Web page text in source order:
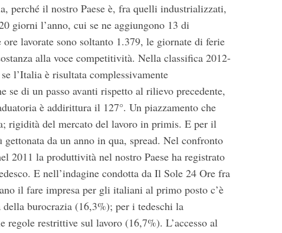
perché il nostro Paese è, fra quelli industrializzati,
giorni l’anno, cui se ne aggiungono 13 di
lavorate sono soltanto 1.379, le giornate di ferie
alla voce competitività. Nella classifica 2012-
l’Italia è risultata complessivamente
se di un passo avanti rispetto al rilievo precedente,
è addirittura il 127°. Un piazzamento che
rigidità del mercato del lavoro in primis. E per il
da un anno in qua, spread. Nel confronto
2011 la produttività nel nostro Paese ha registrato
E nell’indagine condotta da Il Sole 24 Ore fra
il fare impresa per gli italiani al primo posto c’è
burocrazia (16,3%); per i tedeschi la
restrittive sul lavoro (16,7%). L’accesso al